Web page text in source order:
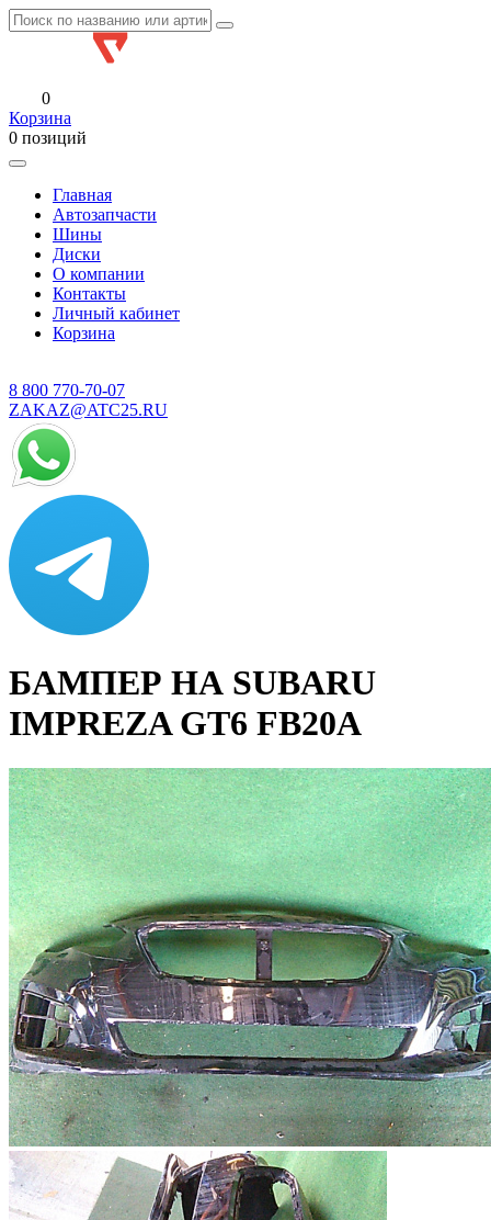
0
Корзина
0 позиций
Главная
Автозапчасти
Шины
Диски
О компании
Контакты
Личный кабинет
Корзина
8 800 770-70-07
ZAKAZ@ATC25.RU
БАМПЕР НА SUBARU
IMPREZA GT6 FB20A